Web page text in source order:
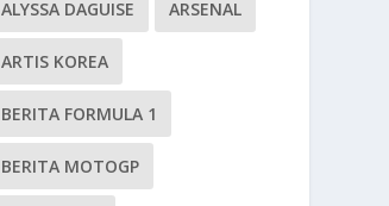
ALYSSA DAGUISE ARSENAL
ARTIS KOREA
BERITA FORMULA 1
BERITA MOTOGP